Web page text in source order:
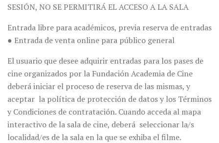
SESIÓN, NO SE PERMITIRÁ EL ACCESO A LA SALA
Entrada libre para académicos, previa reserva de entradas
● Entrada de venta online para público general
El usuario que desee adquirir entradas para los pases de
cine organizados por la Fundación Academia de Cine
deberá iniciar el proceso de reserva de las mismas, y
aceptar la política de protección de datos y los Términos
y Condiciones de contratación. Cuando acceda al mapa
interactivo de la sala de cine, deberá seleccionar la/s
localidad/es de la sala en la que se exhiba el filme.